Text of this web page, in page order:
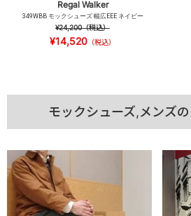
Regal Walker
349WBB モックシューズ 幅広EEE ネイビー
¥24,200（税込）
¥14,520 （税込）
モックシューズ,メンズ